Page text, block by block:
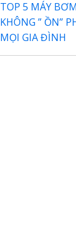
TOP 5 MÁY
KHÔNG ” ỒN”
MỌI GIA ĐÌNH